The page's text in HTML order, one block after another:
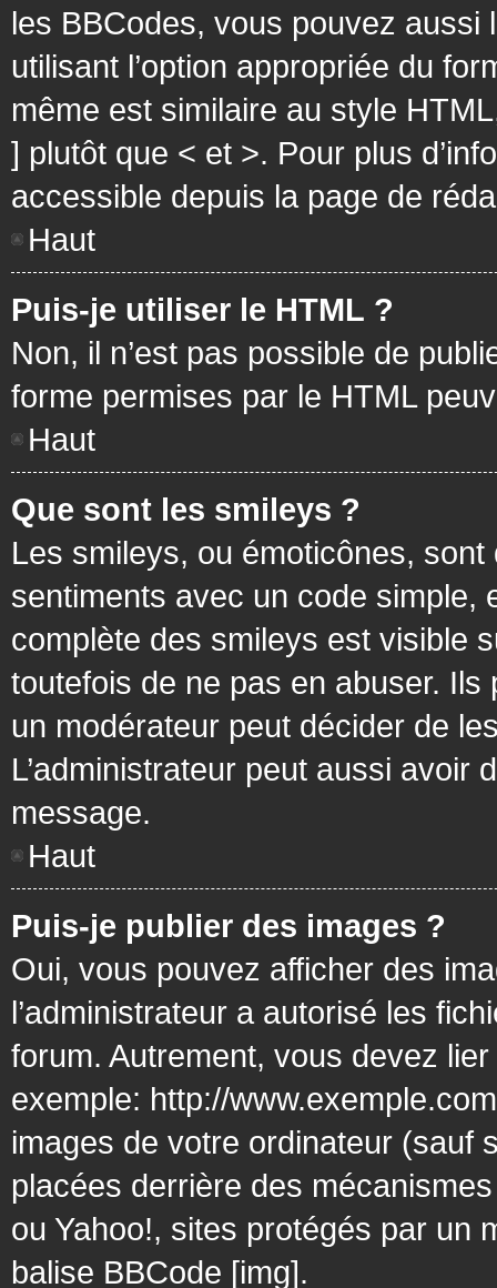
les BBCodes, vous pouvez
utilisant l’option appropriée du
même est similaire au style
] plutôt que < et >. Pour plus
accessible depuis la page de
Haut
Puis-je utiliser le HTML ?
Non, il n’est pas possible de
forme permises par le HTML
Haut
Que sont les smileys ?
Les smileys, ou émoticônes,
sentiments avec un code simple,
complète des smileys est visible
toutefois de ne pas en abuser.
un modérateur peut décider de
L’administrateur peut aussi avoir
message.
Haut
Puis-je publier des images ?
Oui, vous pouvez afficher des
l’administrateur a autorisé les
forum. Autrement, vous devez
exemple: http://
images de votre ordinateur (sauf
placées derrière des
ou Yahoo!, sites protégés par un
balise BBCode [img].